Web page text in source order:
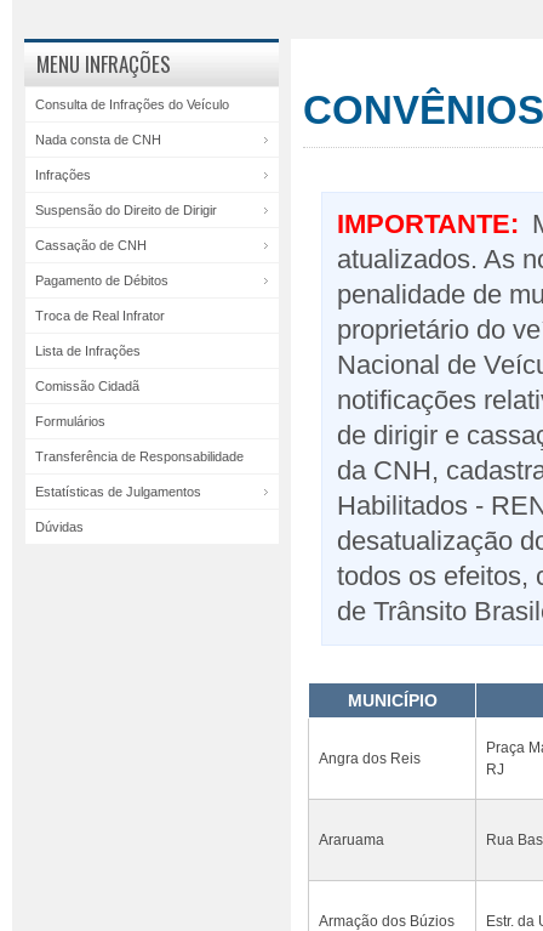
MENU INFRAÇÕES
Consulta de Infrações do Veículo
Nada consta de CNH
Infrações
Suspensão do Direito de Dirigir
Cassação de CNH
Pagamento de Débitos
Troca de Real Infrator
Lista de Infrações
Comissão Cidadã
Formulários
Transferência de Responsabilidade
Estatísticas de Julgamentos
Dúvidas
IMPORTANTE:
atualizados. As
penalidade de
proprietário do
Nacional de
notificações
de dirigir e
da CNH,
Habilitados -
desatualização
todos os efeitos,
de Trânsito
MUNICÍPIO
Angra dos Reis
Praça
RJ
Araruama Rua
Armação dos Búzios Estr. da